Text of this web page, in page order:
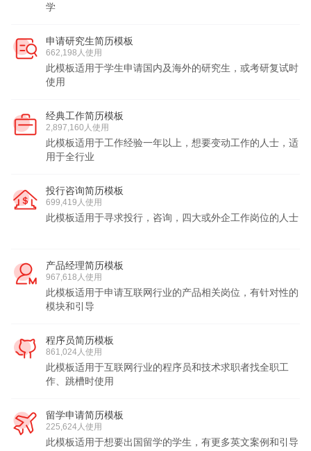
学
申请研究生简历模板
662,198人使用
此模板适用于学生申请国内及海外的研究生，或考研复试时
使用
经典工作简历模板
2,897,160人使用
此模板适用于工作经验一年以上，想要变动工作的人士，适
用于全行业
投行咨询简历模板
699,419人使用
此模板适用于寻求投行，咨询，四大或外企工作岗位的人士
产品经理简历模板
967,618人使用
此模板适用于申请互联网行业的产品相关岗位，有针对性的
模块和引导
程序员简历模板
861,024人使用
此模板适用于互联网行业的程序员和技术求职者找全职工
作、跳槽时使用
留学申请简历模板
225,624人使用
此模板适用于想要出国留学的学生，有更多英文案例和引导